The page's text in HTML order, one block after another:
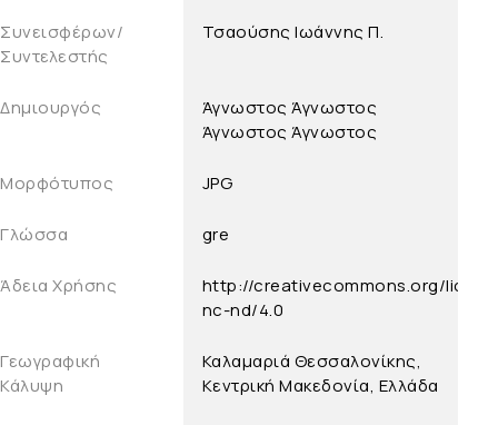
Συνεισφέρων/
Συντελεστής
Τσαούσης Ιωάννης Π.
Δημιουργός Άγνωστος Άγνωστος
Άγνωστος Άγνωστος
Μορφότυπος JPG
Γλώσσα gre
Άδεια Χρήσης
http://creativecommons.org/
nc-nd/4.0
Γεωγραφική
Κάλυψη
Καλαμαριά Θεσσαλονίκης,
Κεντρική Μακεδονία, Ελλάδα